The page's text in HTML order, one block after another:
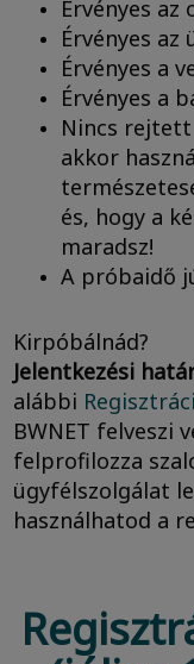
Érvényes
Érvényes
Érvényes a
Érvényes a
Nincs
akkor
és, hogy a
maradsz!
A próbaidő
Kirpóbálnád?
Jelentkezési
alábbi
BWNET felveszi
felprofilozza
ügyfélszolgálat
használhatod a